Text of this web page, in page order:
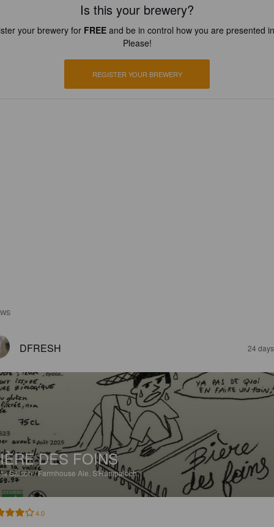
Is this your brewery?
your brewery for FREEand be in control how you are presented
Please!
REGISTER YOUR BREWERY
DFRESH 24
DES FOINS
Saison / Farmhouse Ale. S'Humpaloch.
4.0